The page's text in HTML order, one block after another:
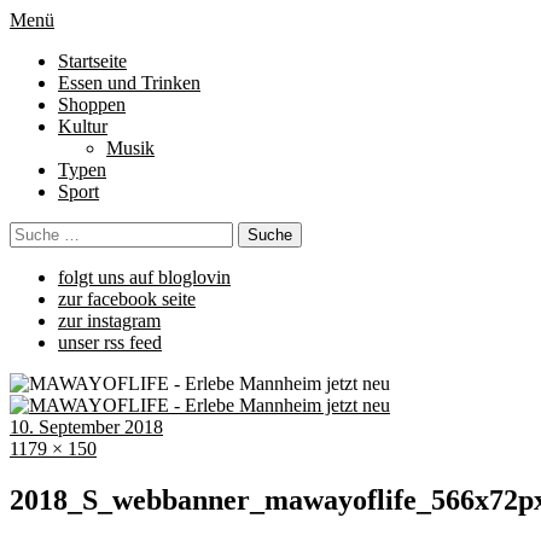
Menü
Startseite
Essen und Trinken
Shoppen
Kultur
Musik
Typen
Sport
folgt uns auf bloglovin
zur facebook seite
zur instagram
unser rss feed
10. September 2018
1179 × 150